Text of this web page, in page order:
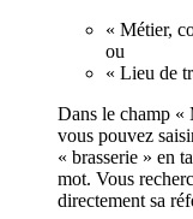
« Métier,
ou
« Lieu de
Dans le champ «
vous pouvez
« brasserie » en
mot. Vous
directement sa